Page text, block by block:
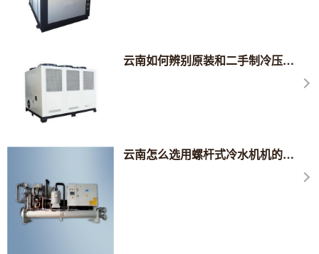
云南如何辨别原装和二手制冷压缩机?
云南怎么选用螺杆式冷水机机的弹簧隔振器？